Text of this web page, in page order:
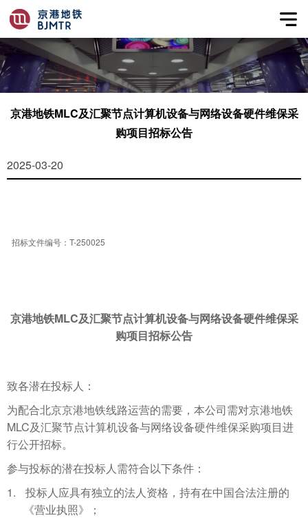
京港地铁MLC及汇聚节点计算机设备与网络设备硬件维保采
购项目招标公告
2025-03-20
招标文件编号： T-250025
京港地铁MLC及汇聚节点计算机设备与网络设备硬件维保采
购项目招标公告
致各潜在投标人：
为配合北京京港地铁线路运营的需要，本公司需对京港地铁
MLC及汇聚节点计算机设备与网络设备硬件维保采购项目进
行公开招标。
参与投标的潜在投标人需符合以下条件：
1.
投标人应具有独立的法人资格，持有在中国合法注册的
《营业执照》
；